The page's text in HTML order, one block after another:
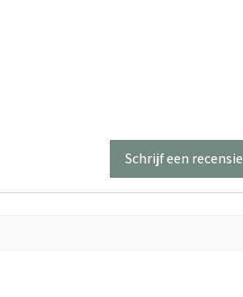
Schrijf een recensie